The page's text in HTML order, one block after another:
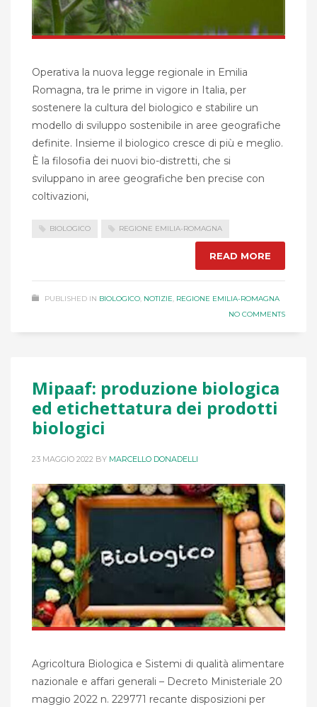
Operativa la nuova legge regionale in Emilia
Romagna, tra le prime in vigore in Italia, per
sostenere la cultura del biologico e stabilire un
modello di sviluppo sostenibile in aree geografiche
definite. Insieme il biologico cresce di più e meglio.
È la filosofia dei nuovi bio-distretti, che si
sviluppano in aree geografiche ben precise con
coltivazioni,
BIOLOGICO REGIONE EMILIA-ROMAGNA
READ MORE
PUBLISHED IN BIOLOGICO, NOTIZIE, REGIONE EMILIA-ROMAGNA
NO COMMENTS
Mipaaf: produzione biologica
ed etichettatura dei prodotti
biologici
23 MAGGIO 2022 BY MARCELLO DONADELLI
Agricoltura Biologica e Sistemi di qualità alimentare
nazionale e affari generali – Decreto Ministeriale 20
maggio 2022 n. 229771 recante disposizioni per